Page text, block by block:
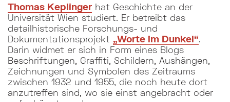
Thomas Keplinger hat Geschichte an der
Universität Wien studiert. Er betreibt das
detailhistorische Forschungs- und
Dokumentationsprojekt „Worte im Dunkel“.
Darin widmet er sich in Form eines Blogs
Beschriftungen, Graffiti, Schildern, Aushängen,
Zeichnungen und Symbolen des Zeitraums
zwischen 1932 und 1955, die noch heute dort
anzutreffen sind, wo sie einst angebracht oder